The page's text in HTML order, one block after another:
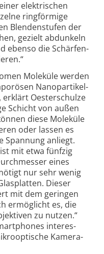
elek­tri­schen
ring­förmige
Blenden­stufen der
gezielt ab­dunkeln
ebenso die Schärfen­
Moleküle werden
Nano­partikel­
erklärt Oester­schulze
Schicht von außen
diese Mole­küle
oder lassen es
Spannung anliegt.
mit etwa fünfzig
eines
nur sehr wenig
Dieser
mit dem geringen
ermög­licht es, die
zu nutzen.“
inte­res­
Kamera­